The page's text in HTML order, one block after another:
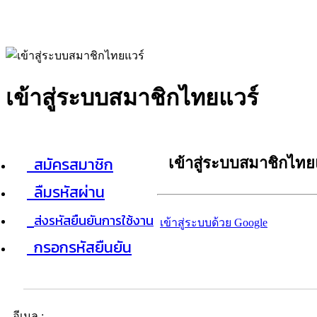
เข้าสู่ระบบสมาชิกไทยแวร์
สมัครสมาชิก
ลืมรหัสผ่าน
ส่งรหัสยืนยันการใช้งาน
กรอกรหัสยืนยัน
เข้าสู่ระบบสมาชิกไท
เข้าสู่ระบบด้วย Google